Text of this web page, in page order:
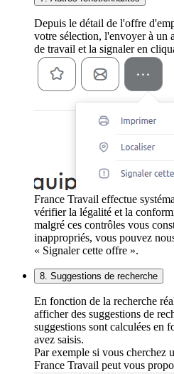
Depuis le détail de l'offre
votre sélection, l'envoyer à un
de travail et la signaler en
France Travail effectue
vérifier la légalité et la
malgré ces contrôles vous
inappropriés, vous pouvez
« Signaler cette offre ».
8. Suggestions de recherche
En fonction de la recherche
afficher des suggestions de
suggestions sont calculées en
avez saisis.
Par exemple si vous cherchez
France Travail peut vous